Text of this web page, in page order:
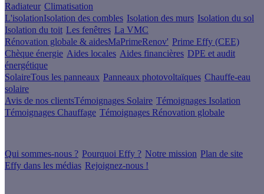
Radiateur Climatisation
L'isolationIsolation des combles Isolation des murs Isolation du sol
Isolation du toit Les fenêtres La VMC
Rénovation globale & aidesMaPrimeRenov' Prime Effy (CEE)
Chèque énergie Aides locales Aides financières DPE et audit
énergétique
SolaireTous les panneaux Panneaux photovoltaïques Chauffe-eau
solaire
Avis de nos clientsTémoignages Solaire Témoignages Isolation
Témoignages Chauffage Témoignages Rénovation globale
Qui sommes-nous ? Pourquoi Effy ? Notre mission Plan de site
Effy dans les médias Rejoignez-nous !